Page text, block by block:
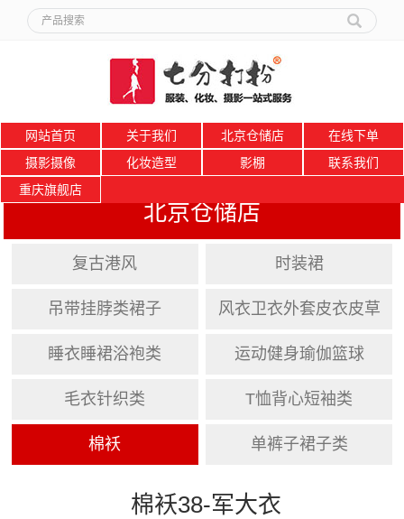
网站首页 关于我们 北京仓储店
在线下单
摄影摄像
化妆造型 影棚
联系我们
重庆旗舰店
北京仓储店
复古港风 时装裙
吊带挂脖类裙子 风衣卫衣外套皮衣皮草
睡衣睡裙浴袍类 运动健身瑜伽篮球
毛衣针织类 T恤背心短袖类
棉袄 单裤子裙子类
棉袄38-军大衣